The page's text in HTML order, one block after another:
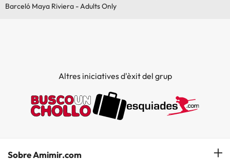
Barceló Maya Riviera - Adults Only
Altres iniciatives d'èxit del grup
Sobre Amimir.com